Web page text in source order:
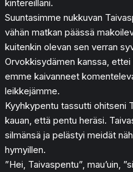
kintereilläni.
Suuntasimme nukkuvan
vähän matkan päässä
kuitenkin olevan sen verran
Orvokkisydämen kanssa,
emme kaivanneet
leikkejämme.
Kyyhkypentu tassutti ohitseni
kauan, että pentu heräsi.
silmänsä ja pelästyi meidät
hymyillen.
”Hei, Taivaspentu”, mau’uin,